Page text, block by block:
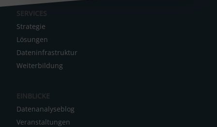
A
l
t
i
SERVICES
Strategie
Lösungen
Dateninfrastruktur
Weiterbildung
EINBLICKE
Datenanalyseblog
Veranstaltungen